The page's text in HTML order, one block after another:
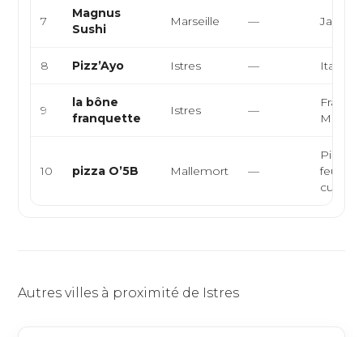
7
Magnus
Sushi
Marseille —
8 Pizz’Ayo Istres —
9
la bône
franquette
Istres —
10 pizza O’5B Mallemort —
feu de
cuisine
Autres villes à proximité de Istres